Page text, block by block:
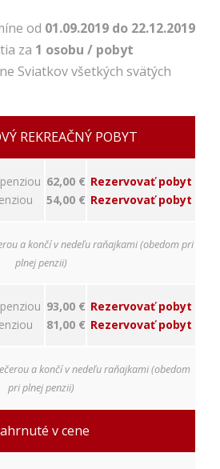
od 01.09.2019 do 22.12.2019
za 1 osobu / pobyt
Sviatkov všetkých svätých
REKREAČNÝ POBYT
62,00 €
54,00 €
Rezervovať pobyt
Rezervovať pobyt
a končí v nedeľu raňajkami (obedom pri
plnej penzii)
93,00 €
81,00 €
Rezervovať pobyt
Rezervovať pobyt
a končí v nedeľu raňajkami (obedom
pri plnej penzii)
v cene